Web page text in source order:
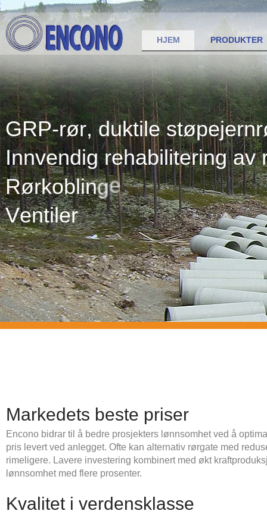
GRP-rør, duktile støpejernr
Innvendig rehabilitering av
Rørkoblinger
Ventiler
HJEM PRODUKTER
Markedets beste priser
Encono bidrar til å bedre prosjekters lønnsomhet ved å
pris levert ved anlegget. Ofte kan alternativ rørgate med
rimeligere. Lavere investering kombinert med økt
lønnsomhet med flere prosenter.
Kvalitet i verdensklasse